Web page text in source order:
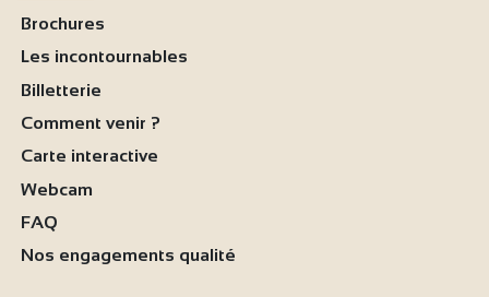
Brochures
Les incontournables
Billetterie
Comment venir ?
Carte interactive
Webcam
FAQ
Nos engagements qualité